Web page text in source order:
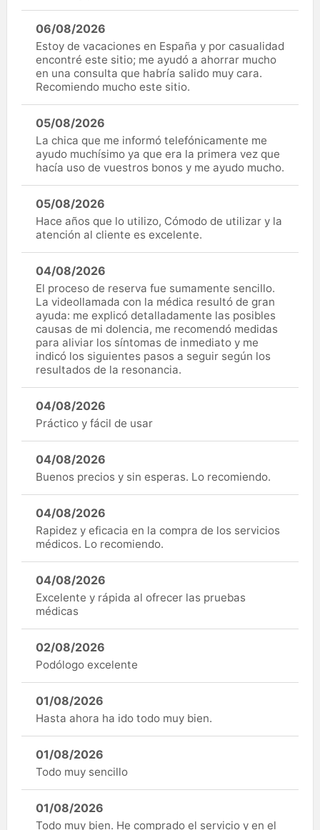
06/08/2026
Estoy de vacaciones en España y por casualidad
encontré este sitio; me ayudó a ahorrar mucho
en una consulta que habría salido muy cara.
Recomiendo mucho este sitio.
05/08/2026
La chica que me informó telefónicamente me
ayudo muchísimo ya que era la primera vez que
hacía uso de vuestros bonos y me ayudo mucho.
05/08/2026
Hace años que lo utilizo, Cómodo de utilizar y la
atención al cliente es excelente.
04/08/2026
El proceso de reserva fue sumamente sencillo.
La videollamada con la médica resultó de gran
ayuda: me explicó detalladamente las posibles
causas de mi dolencia, me recomendó medidas
para aliviar los síntomas de inmediato y me
indicó los siguientes pasos a seguir según los
resultados de la resonancia.
04/08/2026
Práctico y fácil de usar
04/08/2026
Buenos precios y sin esperas. Lo recomiendo.
04/08/2026
Rapidez y eficacia en la compra de los servicios
médicos. Lo recomiendo.
04/08/2026
Excelente y rápida al ofrecer las pruebas
médicas
02/08/2026
Podólogo excelente
01/08/2026
Hasta ahora ha ido todo muy bien.
01/08/2026
Todo muy sencillo
01/08/2026
Todo muy bien. He comprado el servicio y en el